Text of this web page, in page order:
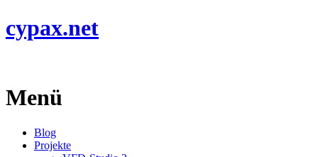
cypax.net
Menü
Blog
Projekte